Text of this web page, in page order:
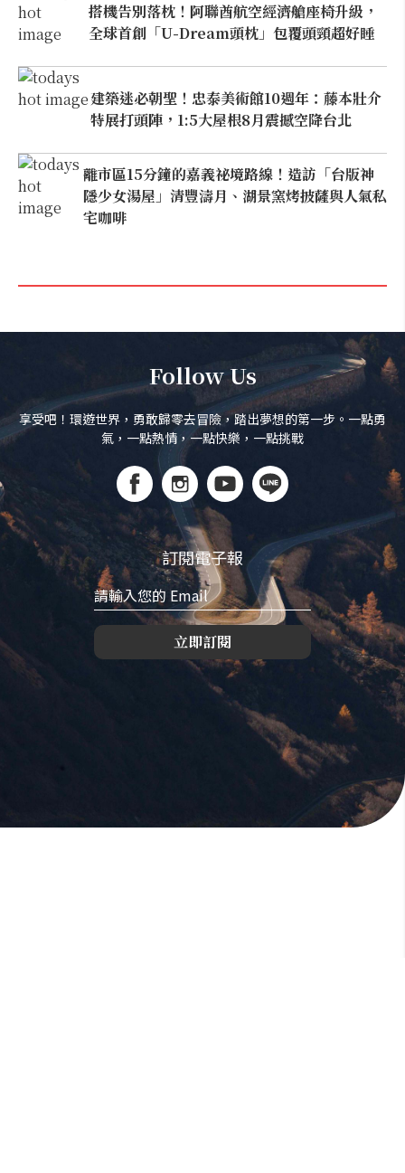
搭機告別落枕！阿聯酋航空經濟艙座椅升級，
全球首創「U-Dream頭枕」包覆頭頸超好睡
建築迷必朝聖！忠泰美術館10週年：藤本壯介
特展打頭陣，1:5大屋根8月震撼空降台北
離市區15分鐘的嘉義祕境路線！造訪「台版神
隱少女湯屋」清豐濤月、湖景窯烤披薩與人氣私
宅咖啡
Follow Us
享受吧！環遊世界，勇敢歸零去冒險，踏出夢想的第一步。一點勇
氣，一點熱情，一點快樂，一點挑戰
訂閱電子報
立即訂閱